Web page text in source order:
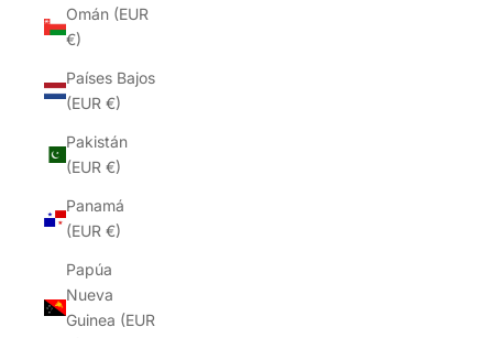
Omán (EUR
€)
Países Bajos
(EUR €)
Pakistán
(EUR €)
Panamá
(EUR €)
Papúa
Nueva
Guinea (EUR